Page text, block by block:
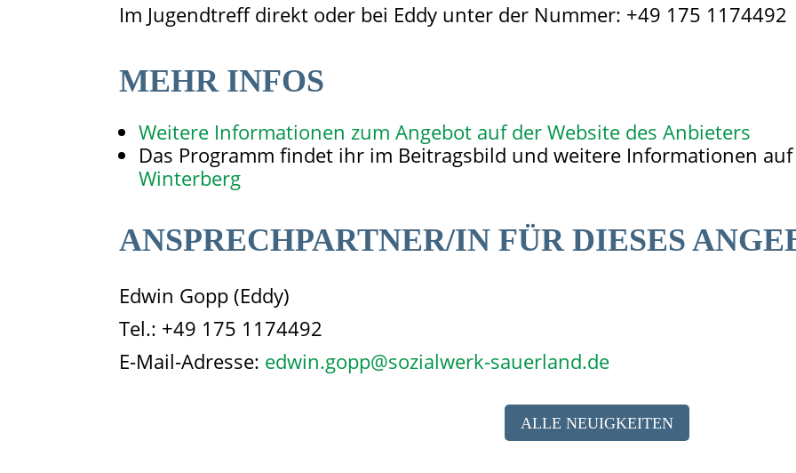
Im Jugendtreff direkt oder bei Eddy unter der Nummer: +49 175 1174492
MEHR INFOS
Weitere Informationen zum Angebot auf der Website des Anbieters
Das Programm findet ihr im Beitragsbild und weitere Informationen
Winterberg
ANSPRECHPARTNER/IN FÜR DIESES
Edwin Gopp (Eddy)
Tel.: +49 175 1174492
E-Mail-Adresse: edwin.gopp@sozialwerk-sauerland.de
ALLE NEUIGKEITEN